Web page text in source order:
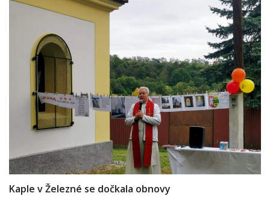
Kaple v Železné se dočkala obnovy